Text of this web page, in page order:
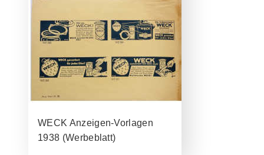
WECK Anzeigen-Vorlagen
1938 (Werbeblatt)